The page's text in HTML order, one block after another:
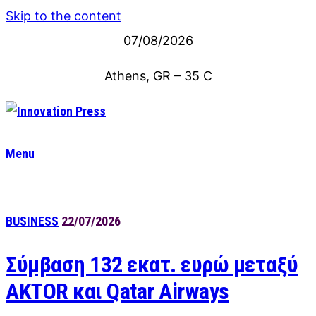
Skip to the content
07/08/2026
Athens, GR – 35 C
Menu
BUSINESS 22/07/2026
Σύμβαση 132 εκατ. ευρώ μεταξύ
AKTOR και Qatar Airways